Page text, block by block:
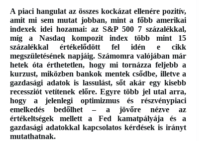
A piaci hangulat az összes kockázat ellenére pozitív,
amit mi sem mutat jobban, mint a főbb amerikai
indexek idei hozamai: az S&P 500 7 százalékkal,
míg a Nasdaq kompozit index több mint 15
százalékkal értékelődött fel idén e cikk
megszületésének napjáig. Számomra valójában már
hetek óta érthetetlen, hogy mi tornázza feljebb a
kurzust, miközben bankok mentek csődbe, illetve a
gazdasági adatok is lassulást, sőt akár egy kisebb
recessziót vetítenek előre. Egyre több jel utal arra,
hogy a jelenlegi optimizmus és részvénypiaci
emelkedés bedőlhet – a jövőre nézve az
értékeltségek mellett a Fed kamatpályája és a
gazdasági adatokkal kapcsolatos kérdések is irányt
mutathatnak.